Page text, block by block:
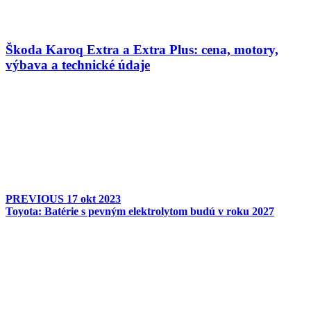
Škoda Karoq Extra a Extra Plus: cena, motory,
výbava a technické údaje
PREVIOUS 17 okt 2023
Toyota: Batérie s pevným elektrolytom budú v roku 2027